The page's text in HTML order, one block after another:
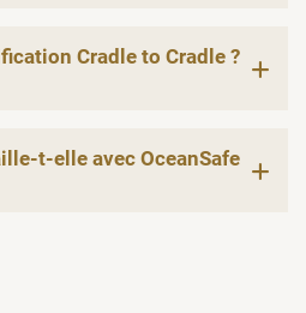
Cradle to Cradle ?
t-elle avec OceanSafe